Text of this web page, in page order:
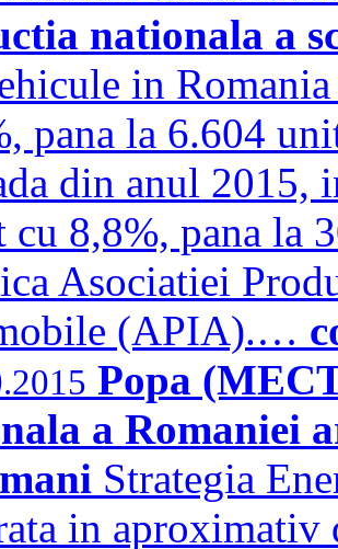
nationala a
in
pana la 6.604
din anul 2015,
cu 8,8%, pana la
Asociatiei
(APIA).…
Popa
a Romaniei
Strategia
in aproximativ